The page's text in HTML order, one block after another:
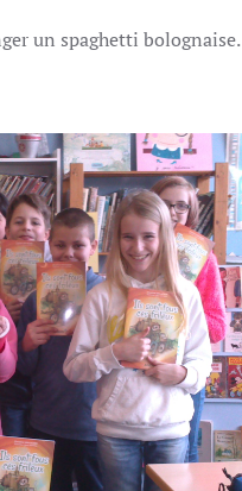
un spaghetti bolognaise.